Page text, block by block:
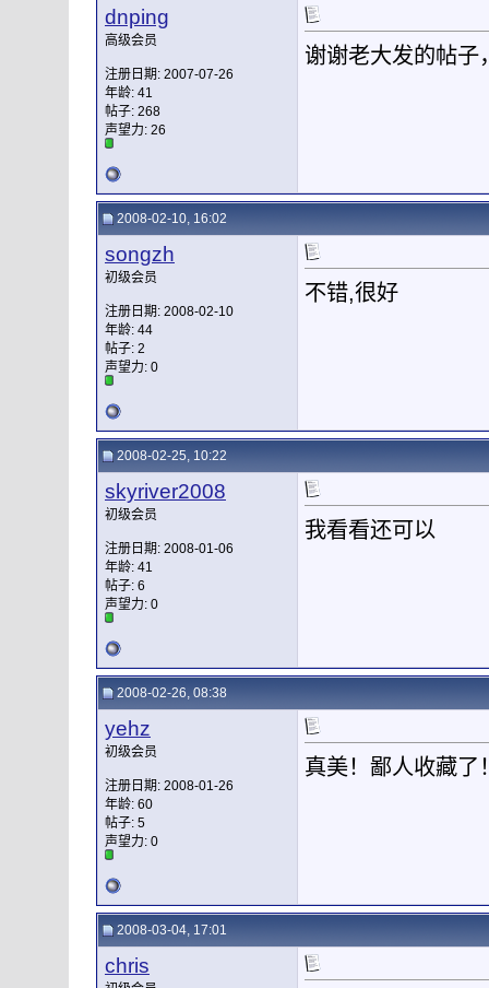
dnping
高级会员
注册日期: 2007-07-26
年龄: 41
帖子: 268
声望力: 26
谢谢老大发的帖子
2008-02-10, 16:02
songzh
初级会员
注册日期: 2008-02-10
年龄: 44
帖子: 2
声望力: 0
不错,很好
2008-02-25, 10:22
skyriver2008
初级会员
注册日期: 2008-01-06
年龄: 41
帖子: 6
声望力: 0
我看看还可以
2008-02-26, 08:38
yehz
初级会员
注册日期: 2008-01-26
年龄: 60
帖子: 5
声望力: 0
真美！鄙人收藏了
2008-03-04, 17:01
chris